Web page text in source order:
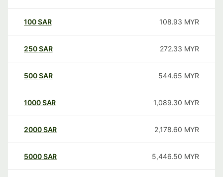
100SAR 108.93 MYR
250SAR 272.33 MYR
500SAR 544.65 MYR
1000SAR 1,089.30 MYR
2000SAR 2,178.60 MYR
5000SAR 5,446.50 MYR